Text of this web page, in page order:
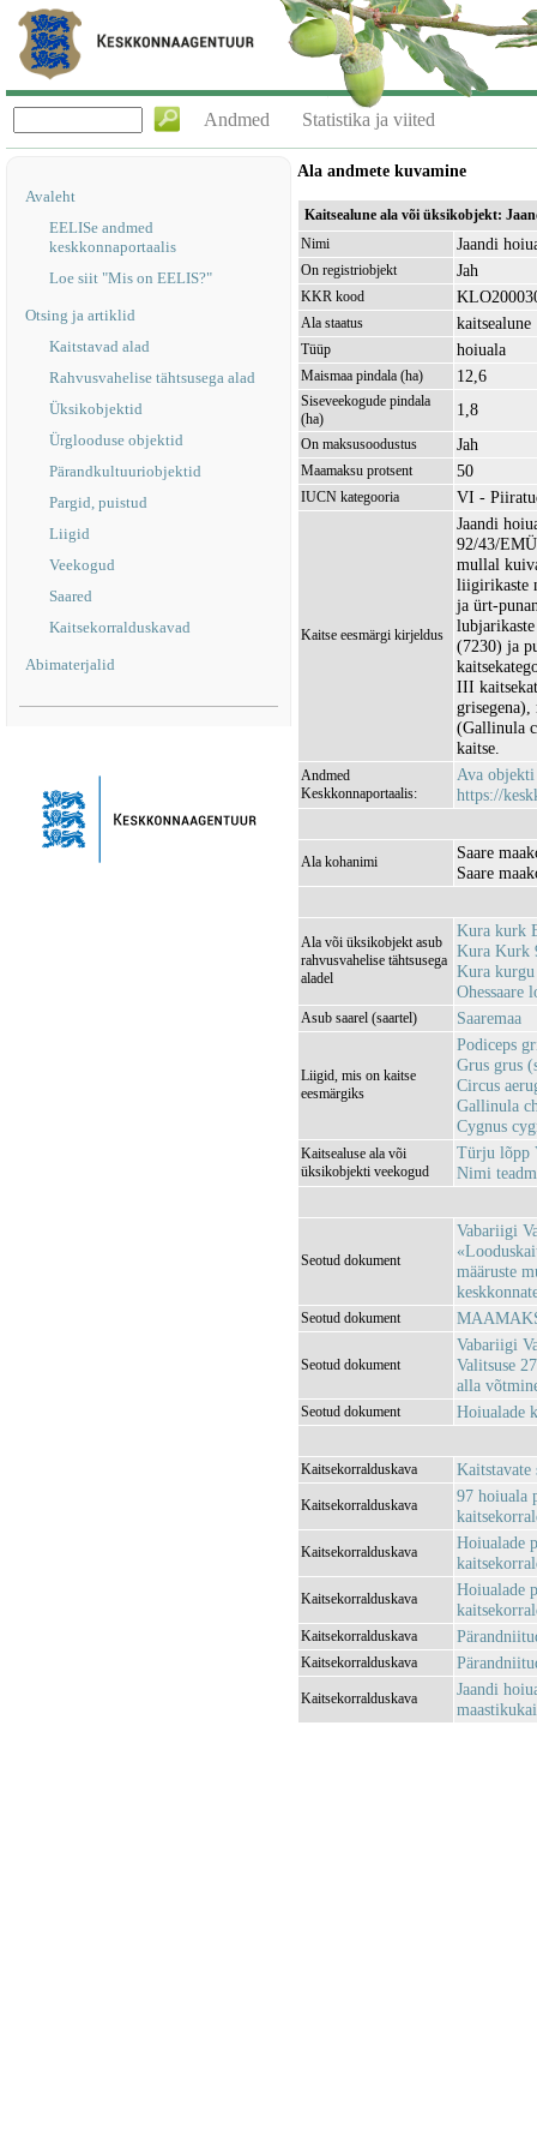
Andmed Statistika ja viited
Avaleht
EELISe andmed
keskkonnaportaalis
Loe siit "Mis on EELIS?"
Otsing ja artiklid
Kaitstavad alad
Rahvusvahelise tähtsusega alad
Üksikobjektid
Ürglooduse objektid
Pärandkultuuriobjektid
Pargid, puistud
Liigid
Veekogud
Saared
Kaitsekorralduskavad
Abimaterjalid
Ala andmete kuvamine
Kaitsealune ala või üksikobjekt:
Nimi
Jaandi
On registriobjekt Jah
KKR kood
Ala staatus kaitsealune
Tüüp hoiuala
Maismaa pindala (ha) 12,6
Siseveekogude pindala
(ha)
1,8
On maksusoodustus Jah
Maamaksu protsent 50
IUCN kategooria VI -
Kaitse eesmärgi kirjeldus
Jaandi
92/43/
mullal
liigirikaste
ja ürt-
(7230) ja
III
(Gallinula
kaitse.
Andmed
Keskkonnaportaalis:
Ava objekti
https://
Ala kohanimi
Saare
Saare
Ala või üksikobjekt asub
rahvusvahelise tähtsusega
aladel
Kura kurk
Kura Kurk
Kura
Ohessaare
Asub saarel (saartel) Saaremaa
Liigid, mis on kaitse
eesmärgiks
Podiceps
Grus grus
Circus
Gallinula
Cygnus
Kaitsealuse ala või
üksikobjekti veekogud
Türju lõpp
Nimi
Seotud dokument
Vabariigi
määruste
Seotud dokument
Seotud dokument
Vabariigi
Valitsuse
alla
Seotud dokument Hoiualade
Kaitsekorralduskava Kaitstavate
Kaitsekorralduskava
97 hoiuala
Kaitsekorralduskava
Hoiualade
Kaitsekorralduskava
Hoiualade
Kaitsekorralduskava
Kaitsekorralduskava
Kaitsekorralduskava
Jaandi